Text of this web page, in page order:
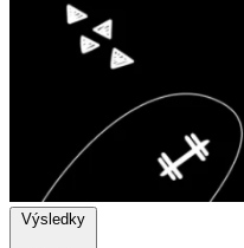
Výsledky